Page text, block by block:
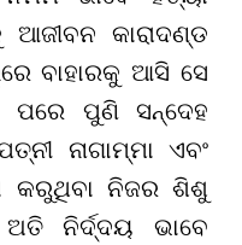
କାରାଦଣ୍ଡ
ବାହାରକୁ ଆସି ସେ
ପରେ ପୁଣି ସନ୍ଦେହ
ନାଗାମ୍ମା ଏବଂ
କରୁଥିବା ନିଜର ଶିଶୁ
ନିର୍ଦ୍ଦୟ ଭାବେ